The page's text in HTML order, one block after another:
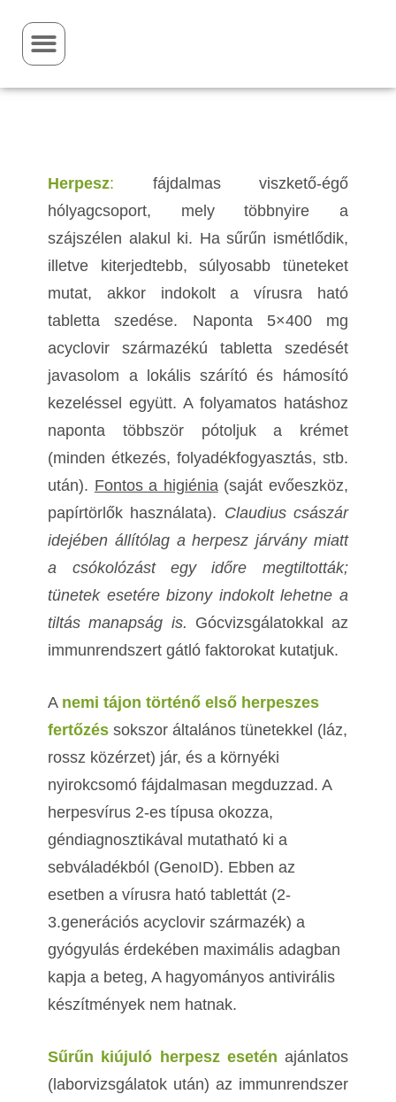
Herpesz: fájdalmas viszkető-égő
hólyagcsoport, mely többnyire a
szájszélen alakul ki. Ha sűrűn ismétlődik,
illetve kiterjedtebb, súlyosabb tüneteket
mutat, akkor indokolt a vírusra ható
tabletta szedése. Naponta 5×400 mg
acyclovir származékú tabletta szedését
javasolom a lokális szárító és hámosító
kezeléssel együtt. A folyamatos hatáshoz
naponta többször pótoljuk a krémet
(minden étkezés, folyadékfogyasztás, stb.
után). Fontos a higiénia(saját evőeszköz,
papírtörlők használata). Claudius császár
idejében állítólag a herpesz járvány miatt
a csókolózást egy időre megtiltották;
tünetek esetére bizony indokolt lehetne a
tiltás manapság is. Gócvizsgálatokkal az
immunrendszert gátló faktorokat kutatjuk.
A nemi tájon történő első herpeszes
fertőzés sokszor általános tünetekkel (láz,
rossz közérzet) jár, és a környéki
nyirokcsomó fájdalmasan megduzzad. A
herpesvírus 2-es típusa okozza,
géndiagnosztikával mutatható ki a
sebváladékból (GenoID). Ebben az
esetben a vírusra ható tablettát (2-
3.generációs acyclovir származék) a
gyógyulás érdekében maximális adagban
kapja a beteg, A hagyományos antivirális
készítmények nem hatnak.
Sűrűn kiújuló herpesz esetén ajánlatos
(laborvizsgálatok után) az immunrendszer